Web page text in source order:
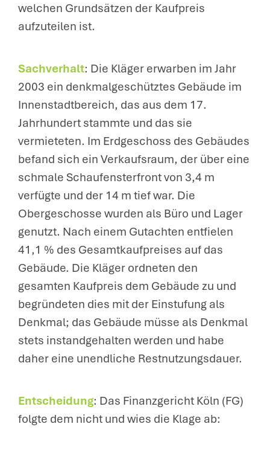
welchen Grundsätzen der Kaufpreis
aufzuteilen ist.
Sachverhalt: Die Kläger erwarben im Jahr
2003 ein denkmalgeschütztes Gebäude im
Innenstadtbereich, das aus dem 17.
Jahrhundert stammte und das sie
vermieteten. Im Erdgeschoss des Gebäudes
befand sich ein Verkaufsraum, der über eine
schmale Schaufensterfront von 3,4 m
verfügte und der 14 m tief war. Die
Obergeschosse wurden als Büro und Lager
genutzt. Nach einem Gutachten entfielen
41,1 % des Gesamtkaufpreises auf das
Gebäude. Die Kläger ordneten den
gesamten Kaufpreis dem Gebäude zu und
begründeten dies mit der Einstufung als
Denkmal; das Gebäude müsse als Denkmal
stets instandgehalten werden und habe
daher eine unendliche Restnutzungsdauer.
Entscheidung: Das Finanzgericht Köln (FG)
folgte dem nicht und wies die Klage ab: